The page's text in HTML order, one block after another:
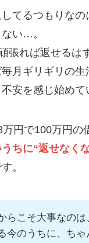
てるつもりなの
い…。
張れば返せるは
月ギリギリの生
安を感じ始めて
円で100万円の
ちに“返せなく
。
らこそ大事なのは
今のうちに、ちゃ